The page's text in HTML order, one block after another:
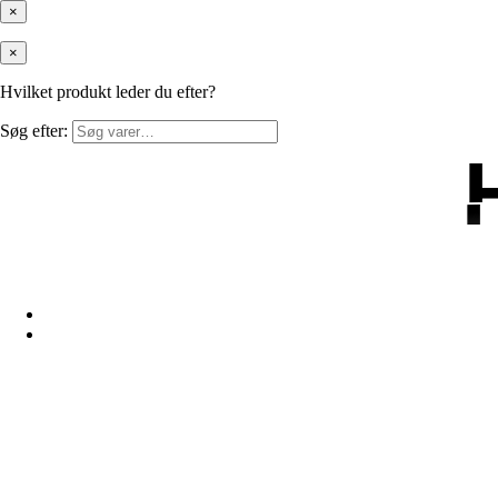
×
×
Hvilket produkt leder du efter?
Søg efter: